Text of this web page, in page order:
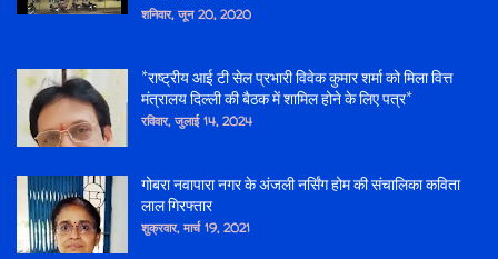
शनिवार, जून 20, 2020
*राष्ट्रीय आई टी सेल प्रभारी विवेक कुमार शर्मा को मिला वित्त
मंत्रालय दिल्ली की बैठक में शामिल होने के लिए पत्र*
रविवार, जुलाई 14, 2024
गोबरा नवापारा नगर के अंजली नर्सिंग होम की संचालिका कविता
लाल गिरफ्तार
शुक्रवार, मार्च 19, 2021